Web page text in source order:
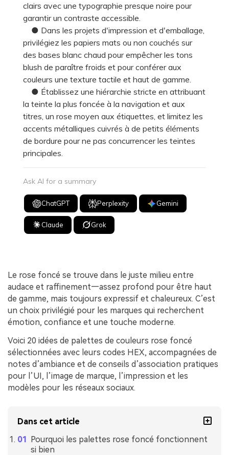
clairs avec une typographie presque noire pour
garantir un contraste accessible.
● Dans les projets d'impression et d'emballage,
privilégiez les papiers mats ou non couchés sur
des bases blanc chaud pour empêcher les tons
blush de paraître froids et pour conférer aux
couleurs une texture tactile et haut de gamme.
● Établissez une hiérarchie stricte en attribuant
la teinte la plus foncée à la navigation et aux
titres, un rose moyen aux étiquettes, et limitez les
accents métalliques cuivrés à de petits éléments
de bordure pour ne pas concurrencer les teintes
principales.
Ask AI for a summary
ChatGPT Perplexity Gemini
Claude Grok
Le rose foncé se trouve dans le juste milieu entre
audace et raffinement—assez profond pour être haut
de gamme, mais toujours expressif et chaleureux. C’est
un choix privilégié pour les marques qui recherchent
émotion, confiance et une touche moderne.
Voici 20 idées de palettes de couleurs rose foncé
sélectionnées avec leurs codes HEX, accompagnées de
notes d’ambiance et de conseils d’association pratiques
pour l’UI, l’image de marque, l’impression et les
modèles pour les réseaux sociaux.
Dans cet article
Pourquoi les palettes rose foncé fonctionnent
si bien